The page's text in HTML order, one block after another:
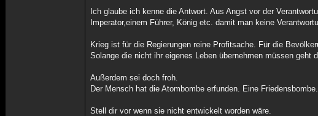
Ich glaube ich kenne die Antwort. Aus Angst vor der
Imperator,einem Führer, König etc. damit man keine
Krieg ist für die Regierungen reine Profitsache. Für die
Solange die nicht ihr eigenes Leben übernehmen müssen geht
Außerdem sei doch froh.
Der Mensch hat die Atombombe erfunden. Eine Friedensbombe.
Stell dir vor wenn sie nicht entwickelt worden wäre.